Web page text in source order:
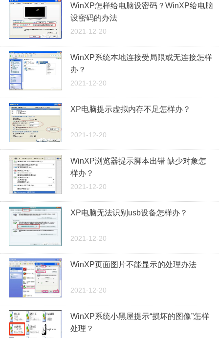
WinXP怎样给电脑设密码？WinXP给电脑
设密码的办法
2021-12-20
WinXP系统本地连接受局限或无连接怎样
办？
2021-12-20
XP电脑提示虚拟内存不足怎样办？
2021-12-20
WinXP浏览器提示脚本出错 缺少对象怎
样办？
2021-12-20
XP电脑无法识别usb设备怎样办？
2021-12-20
WinXP页面图片不能显示的处理办法
2021-12-20
WinXP系统小黑屋提示“损坏的图像”怎样
处理？